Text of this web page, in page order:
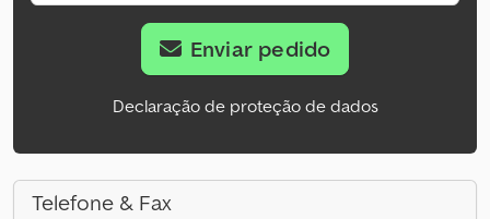
Enviar pedido
Declaração de proteção de dados
Telefone & Fax